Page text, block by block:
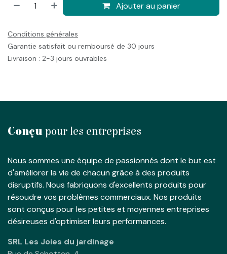
Ajouter au panier
Conditions générales
Garantie satisfait ou remboursé de 30 jours
Livraison : 2-3 jours ouvrables
Conçu pour les entreprises
Nous sommes une équipe de passionnés dont le but est
d'améliorer la vie de chacun grâce à des produits
disruptifs. Nous fabriquons d'excellents produits pour
résoudre vos problèmes commerciaux. Nos produits
sont conçus pour les petites et moyennes entreprises
désireuses d'optimiser leurs performances.
SRL Les Joies du jardinage